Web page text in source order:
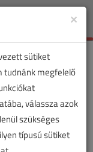
Toggle
×
sütiket
tudnánk megfelelő
válassza azok
szükséges
típusú sütiket